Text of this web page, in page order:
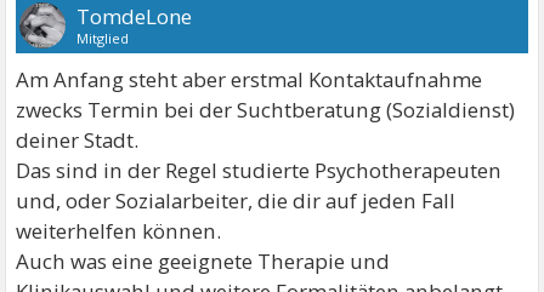
TomdeLone
Mitglied
Am Anfang steht aber erstmal Kontaktaufnahme
zwecks Termin bei der Suchtberatung (Sozialdienst)
deiner Stadt.
Das sind in der Regel studierte Psychotherapeuten
und, oder Sozialarbeiter, die dir auf jeden Fall
weiterhelfen können.
Auch was eine geeignete Therapie und